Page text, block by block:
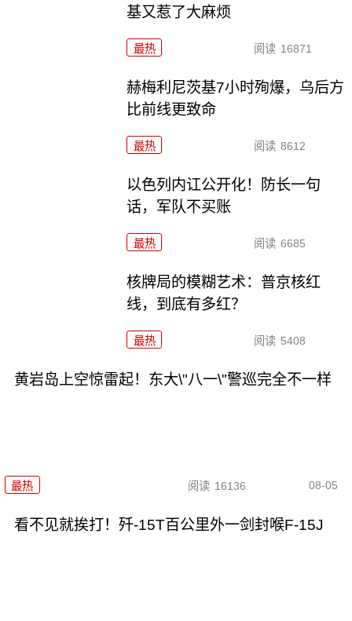
基又惹了大麻烦
最热 阅读 16871
赫梅利尼茨基7小时殉爆，乌后方
比前线更致命
最热 阅读 8612
以色列内讧公开化！防长一句
话，军队不买账
最热 阅读 6685
核牌局的模糊艺术：普京核红
线，到底有多红？
最热 阅读 5408
黄岩岛上空惊雷起！东大\"八一\"警巡完全不一样
最热 阅读 16136 08-05
看不见就挨打！歼-15T百公里外一剑封喉F-15J